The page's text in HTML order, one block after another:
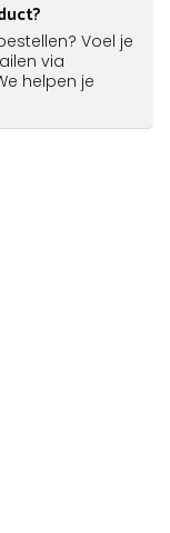
Voel je
via
helpen je